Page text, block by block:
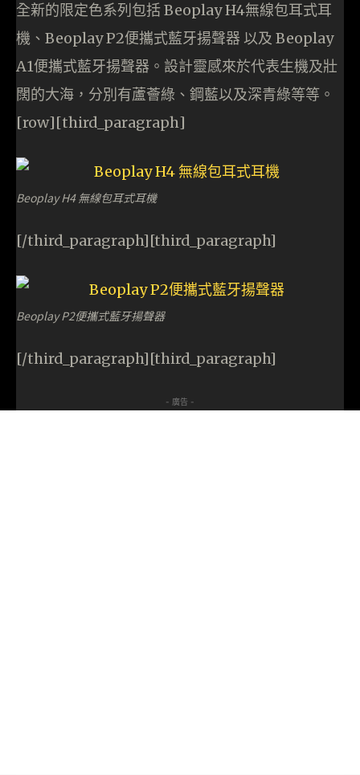
全新的限定色系列包括 Beoplay H4無線包耳式耳
機、Beoplay P2便攜式藍牙揚聲器 以及 Beoplay
A1便攜式藍牙揚聲器。設計靈感來於代表生機及壯
闊的大海，分別有蘆薈綠、鋼藍以及深青綠等等。
[row][third_paragraph]
Beoplay H4 無線包耳式耳機
[/third_paragraph][third_paragraph]
Beoplay P2便攜式藍牙揚聲器
[/third_paragraph][third_paragraph]
- 廣告 -